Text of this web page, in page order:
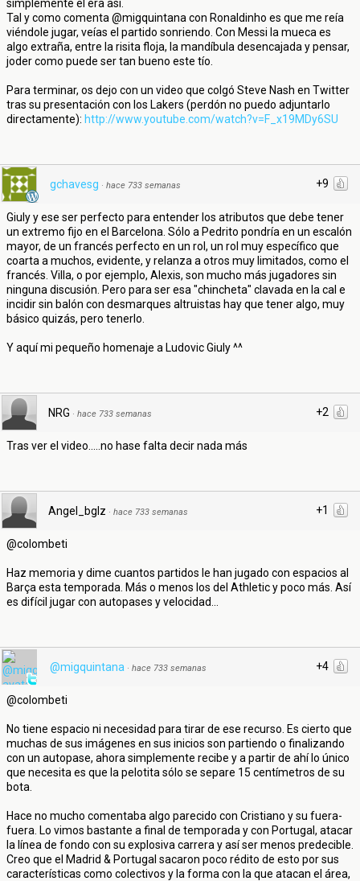
simplemente él era así.
Tal y como comenta @migquintana con Ronaldinho es que me reía
viéndole jugar, veías el partido sonriendo. Con Messi la mueca es
algo extraña, entre la risita floja, la mandíbula desencajada y pensar,
joder como puede ser tan bueno este tío.
Para terminar, os dejo con un video que colgó Steve Nash en Twitter
tras su presentación con los Lakers (perdón no puedo adjuntarlo
directamente): http://www.youtube.com/watch?v=F_x19MDy6SU
+9
gchavesg · hace 733 semanas
Giuly y ese ser perfecto para entender los atributos que debe tener
un extremo fijo en el Barcelona. Sólo a Pedrito pondría en un escalón
mayor, de un francés perfecto en un rol, un rol muy específico que
coarta a muchos, evidente, y relanza a otros muy limitados, como el
francés. Villa, o por ejemplo, Alexis, son mucho más jugadores sin
ninguna discusión. Pero para ser esa "chincheta" clavada en la cal e
incidir sin balón con desmarques altruistas hay que tener algo, muy
básico quizás, pero tenerlo.
Y aquí mi pequeño homenaje a Ludovic Giuly ^^
+2
NRG · hace 733 semanas
Tras ver el video.....no hase falta decir nada más
+1
Angel_bglz · hace 733 semanas
@colombeti
Haz memoria y dime cuantos partidos le han jugado con espacios al
Barça esta temporada. Más o menos los del Athletic y poco más. Así
es difícil jugar con autopases y velocidad...
+4
@migquintana · hace 733 semanas
@colombeti
No tiene espacio ni necesidad para tirar de ese recurso. Es cierto que
muchas de sus imágenes en sus inicios son partiendo o finalizando
con un autopase, ahora simplemente recibe y a partir de ahí lo único
que necesita es que la pelotita sólo se separe 15 centímetros de su
bota.
Hace no mucho comentaba algo parecido con Cristiano y su fuera-
fuera. Lo vimos bastante a final de temporada y con Portugal, atacar
la línea de fondo con su explosiva carrera y así ser menos predecible.
Creo que el Madrid & Portugal sacaron poco rédito de esto por sus
características como colectivos y la forma con la que atacan el área,